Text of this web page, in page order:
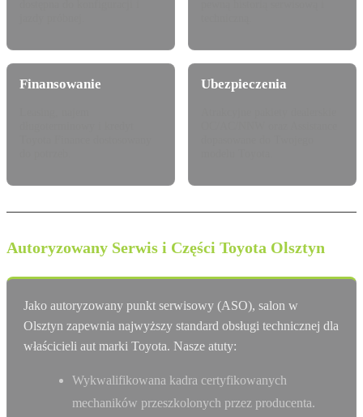
Finansowanie Ubezpieczenia
Autoryzowany Serwis i Części Toyota Olsztyn
Jako autoryzowany punkt serwisowy (ASO), salon w
Olsztyn zapewnia najwyższy standard obsługi technicznej dla
właścicieli aut marki Toyota. Nasze atuty:
Wykwalifikowana kadra certyfikowanych
mechaników przeszkolonych przez producenta.